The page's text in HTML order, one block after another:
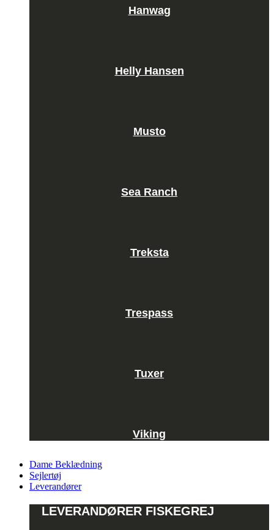
Hanwag
Helly Hansen
Musto
Sea Ranch
Treksta
Trespass
Tuxer
Viking
Dame Beklædning
Sejlertøj
Leverandører
LEVERANDØRER FISKEGREJ